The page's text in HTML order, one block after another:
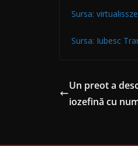
Sursa:
Sursa: Iubesc
Un preot a
iozefină cu